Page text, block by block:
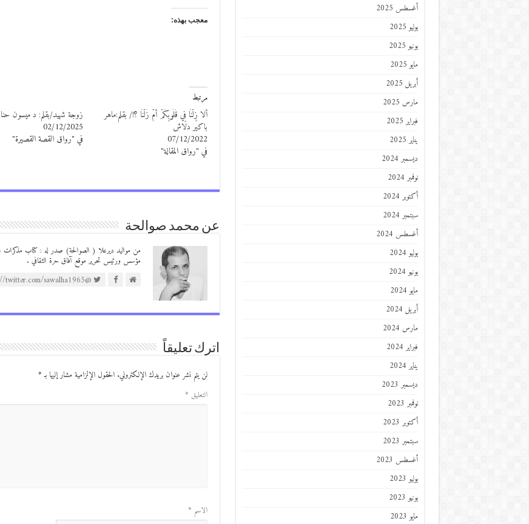
معجب بهذه:
مرتبط
ألا زِلْنَا فِي قُلُوبِكُمْ أَمْ زُلْنَا ؟!/ بقلم:ماهر
باكير دلاش
07/12/2022
في "رواق المقالة"
زوجة شهيد/بقلم: د ميسون حنا
02/12/2025
في "رواق القصة القصيرة"
عن محمد صوالحة
مؤسس ورئيس تحرير موقع آفاق حرة الثقافي .
@https://twitter.com/sawalha1965
اترك تعليقاً
لن يتم نشر عنوان بريدك الإلكتروني. الحقول الإلزامية مشار إليها بـ*
التعليق *
الاسم *
أغسطس 2025
يوليو 2025
يونيو 2025
مايو 2025
أبريل 2025
مارس 2025
فبراير 2025
يناير 2025
ديسمبر 2024
نوفمبر 2024
أكتوبر 2024
سبتمبر 2024
أغسطس 2024
يوليو 2024
يونيو 2024
مايو 2024
أبريل 2024
مارس 2024
فبراير 2024
يناير 2024
ديسمبر 2023
نوفمبر 2023
أكتوبر 2023
سبتمبر 2023
أغسطس 2023
يوليو 2023
يونيو 2023
مايو 2023